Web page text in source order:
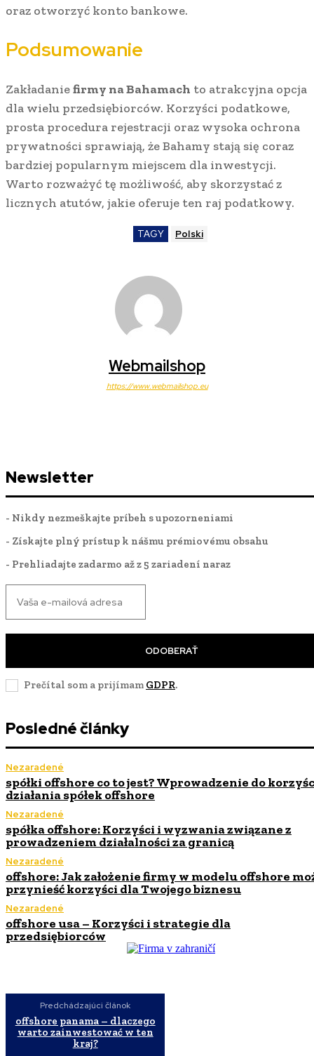
oraz otworzyć konto bankowe.
Podsumowanie
Zakładaniefirmy na Bahamach to atrakcyjna opcja
dla wielu przedsiębiorców. Korzyści podatkowe,
prosta procedura rejestracji oraz wysoka ochrona
prywatności sprawiają, że Bahamy stają się coraz
bardziej popularnym miejscem dla inwestycji.
Warto rozważyć tę możliwość, aby skorzystać z
licznych atutów, jakie oferuje ten raj podatkowy.
TAGY Polski
Webmailshop
https://www.webmailshop.eu
Newsletter
- Nikdy nezmeškajte príbeh s upozorneniami
- Získajte plný prístup k nášmu prémiovému obsahu
- Prehliadajte zadarmo až z 5 zariadení naraz
ODOBERAŤ
Prečítal som a prijímam GDPR.
Posledné články
Nezaradené
spółki offshore co to jest? Wprowadzenie do
działania spółek offshore
Nezaradené
spółka offshore: Korzyści i wyzwania związane z
prowadzeniem działalności za granicą
Nezaradené
offshore: Jak założenie firmy w modelu offshore
przynieść korzyści dla Twojego biznesu
Nezaradené
offshore usa – Korzyści i strategie dla
przedsiębiorców
Predchádzajúci článok
offshore panama – dlaczego
warto zainwestować w ten
kraj?